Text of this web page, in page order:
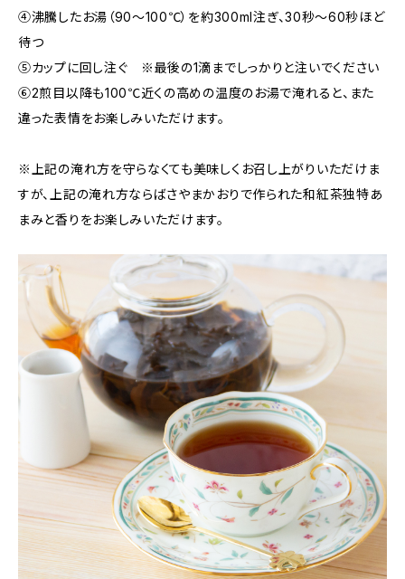
④沸騰したお湯（90～100℃）を約300ml注ぎ、30秒～60秒ほど
待つ
⑤カップに回し注ぐ ※最後の1滴までしっかりと注いでください
⑥2煎目以降も100℃近くの高めの温度のお湯で淹れると、また
違った表情をお楽しみいただけます。
※上記の淹れ方を守らなくても美味しくお召し上がりいただけま
すが、上記の淹れ方ならばさやまかおりで作られた和紅茶独特あ
まみと香りをお楽しみいただけます。